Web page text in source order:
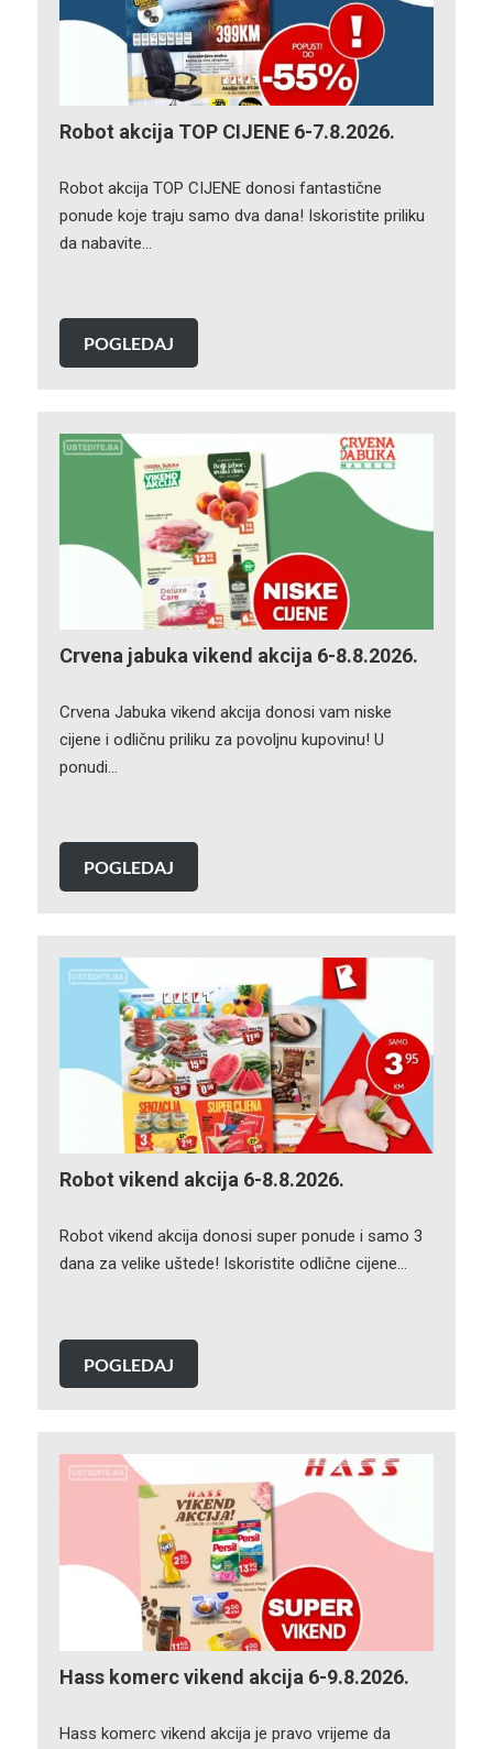
Robot akcija TOP CIJENE 6-7.8.2026.
Robot akcija TOP CIJENE donosi fantastične
ponude koje traju samo dva dana! Iskoristite priliku
da nabavite…
POGLEDAJ
Crvena jabuka vikend akcija 6-8.8.2026.
Crvena Jabuka vikend akcija donosi vam niske
cijene i odličnu priliku za povoljnu kupovinu! U
ponudi…
POGLEDAJ
Robot vikend akcija 6-8.8.2026.
Robot vikend akcija donosi super ponude i samo 3
dana za velike uštede! Iskoristite odlične cijene…
POGLEDAJ
Hass komerc vikend akcija 6-9.8.2026.
Hass komerc vikend akcija je pravo vrijeme da